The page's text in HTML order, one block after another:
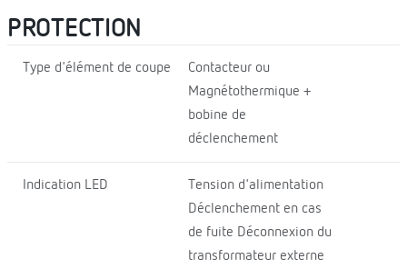
PROTECTION
Type d'élément de coupe
Contacteur ou
Magnétothermique +
bobine de
déclenchement
Indication LED
Tension d'alimentation
Déclenchement en cas
de fuite Déconnexion du
transformateur externe